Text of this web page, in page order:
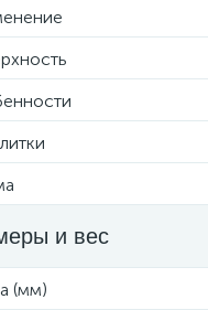
и вес
(мм)